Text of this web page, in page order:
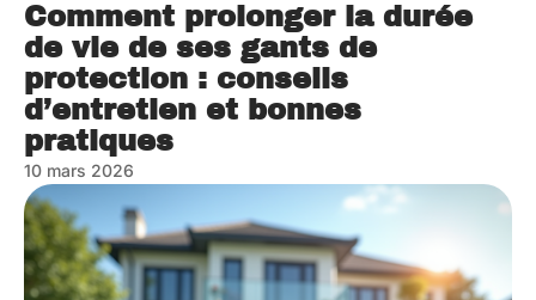
Comment prolonger la durée
de vie de ses gants de
protection : conseils
d’entretien et bonnes
pratiques
10 mars 2026